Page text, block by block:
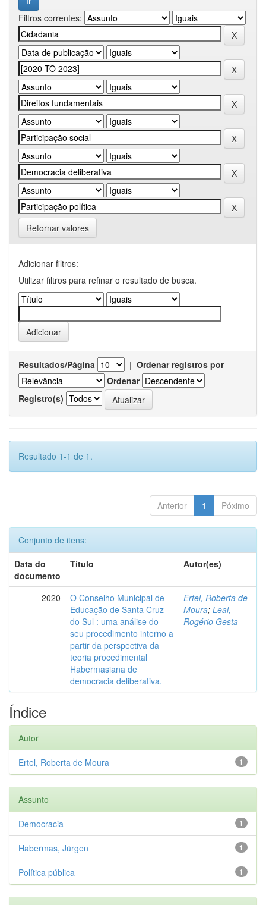
Filtros correntes:
Retornar valores
Adicionar filtros:
Utilizar filtros para refinar o resultado de busca.
Resultados/Página | Ordenar registros por
Ordenar
Registro(s)
Resultado 1-1 de 1.
Anterior 1 Póximo
Conjunto de itens:
Data do
documento
Título Autor(es)
2020
O Conselho Municipal de
Educação de Santa Cruz
do Sul : uma análise do
seu procedimento interno a
partir da perspectiva da
teoria procedimental
Habermasiana de
democracia deliberativa.
Ertel, Roberta de
Moura; Leal,
Rogério Gesta
Índice
Autor
1
Ertel, Roberta de Moura
Assunto
1
Democracia
1
Habermas, Jürgen
1
Política pública